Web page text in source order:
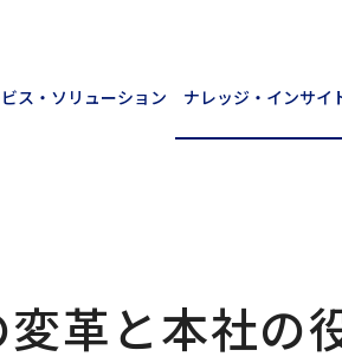
ス・ソリューション ナレッジ・インサイ
革と本社の